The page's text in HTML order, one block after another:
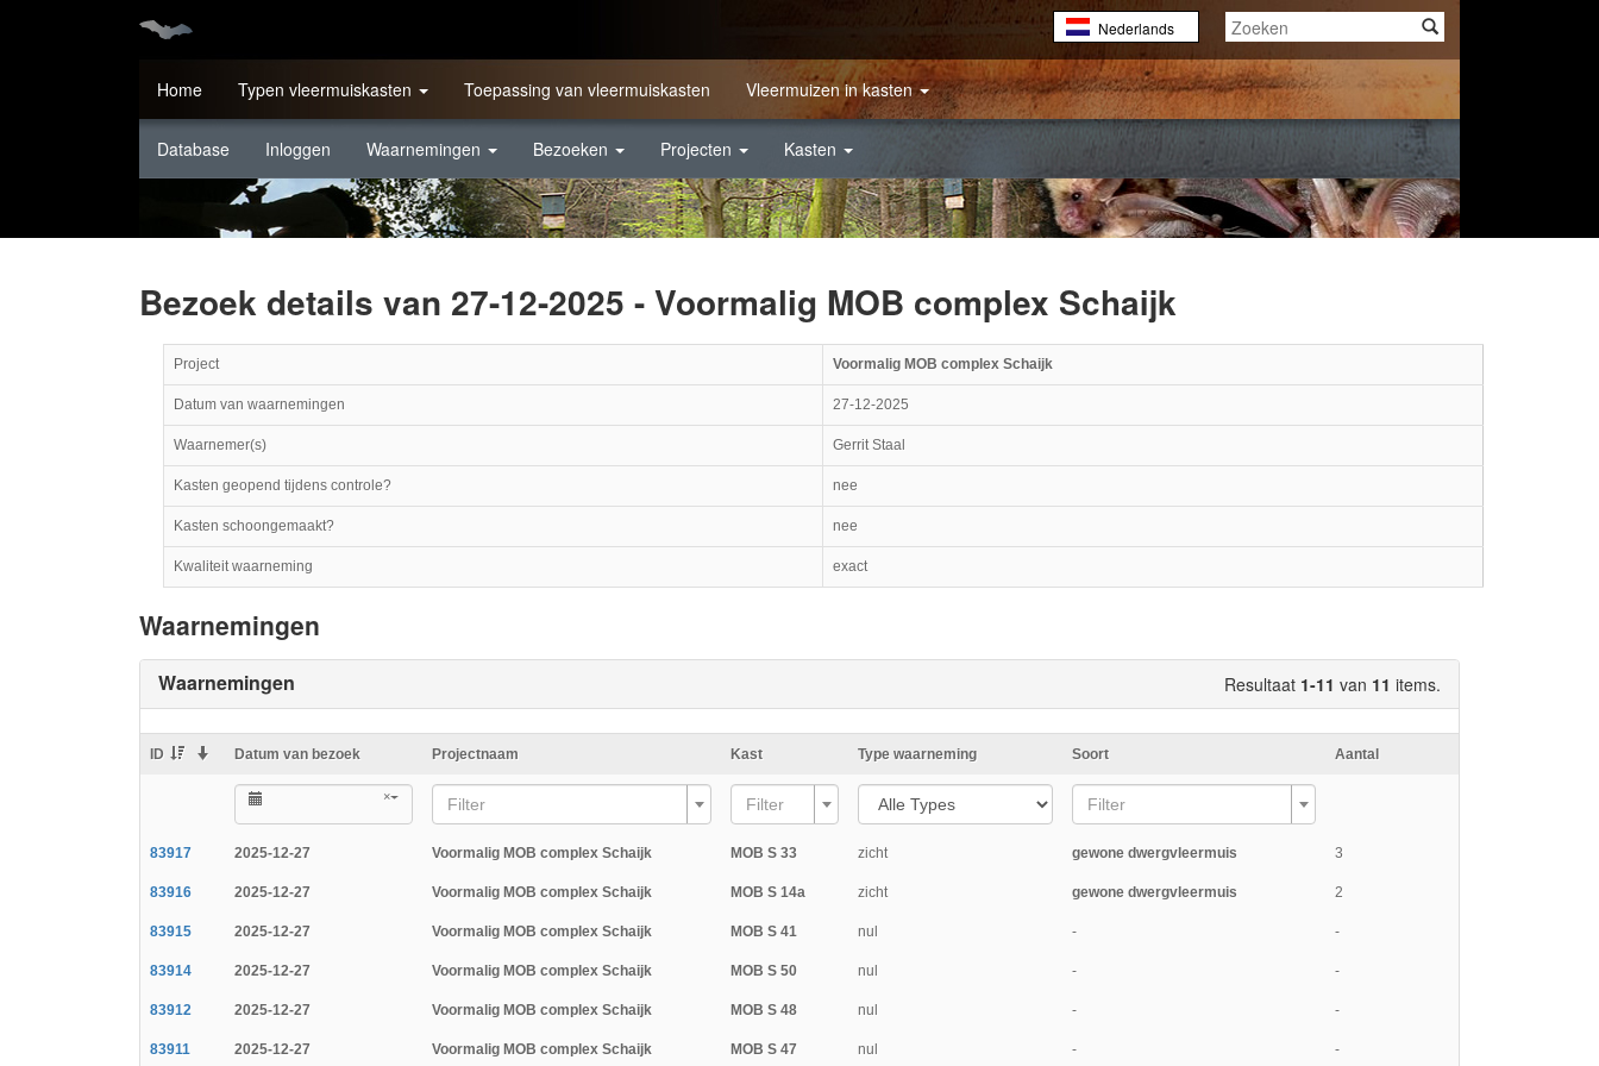
Nederlands
English
Français
Home Typen vleermuiskasten Toepassing van vleermuiskasten Vleermuizen in kasten
Database Inloggen Waarnemingen Bezoeken Projecten Kasten
Bezoek details van 27-12-2025 - Voormalig MOB complex Schaijk
Project Voormalig MOB complex Schaijk
Datum van waarnemingen 27-12-2025
Waarnemer(s) Gerrit Staal
Kasten geopend tijdens controle? nee
Kasten schoongemaakt? nee
Kwaliteit waarneming exact
Waarnemingen
Resultaat 1-11 van 11 items.
Waarnemingen
ID Datum van bezoek Projectnaam Kast Type waarneming Soort Aantal
× Filter Filter Filter
83917 2025-12-27 Voormalig MOB complex Schaijk MOB S 33 zicht gewone dwergvleermuis 3
83916 2025-12-27 Voormalig MOB complex Schaijk MOB S 14a zicht gewone dwergvleermuis 2
83915 2025-12-27 Voormalig MOB complex Schaijk MOB S 41 nul - -
83914 2025-12-27 Voormalig MOB complex Schaijk MOB S 50 nul - -
83912 2025-12-27 Voormalig MOB complex Schaijk MOB S 48 nul - -
83911 2025-12-27 Voormalig MOB complex Schaijk MOB S 47 nul - -